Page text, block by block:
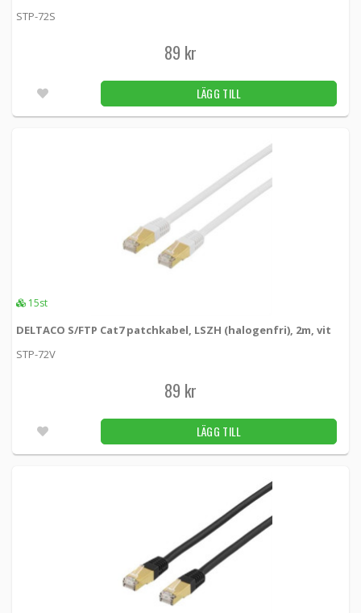
STP-72S
89 kr
LÄGG TILL
15st
DELTACO S/FTP Cat7 patchkabel, LSZH (halogenfri), 2m, vit
STP-72V
89 kr
LÄGG TILL